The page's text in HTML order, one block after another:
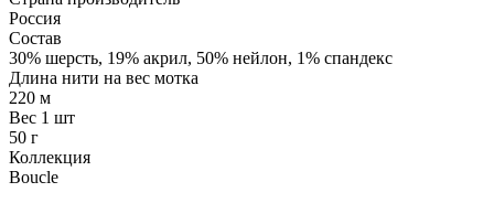
Россия
Состав
30% шерсть, 19% акрил, 50% нейлон, 1% спандекс
Длина нити на вес мотка
220 м
Вес 1 шт
50 г
Коллекция
Boucle